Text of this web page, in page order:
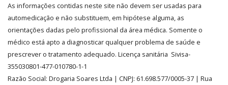
As informações contidas neste site não devem ser usadas para
automedicação e não substituem, em hipótese alguma, as
orientações dadas pelo profissional da área médica. Somente o
médico está apto a diagnosticar qualquer problema de saúde e
prescrever o tratamento adequado. Licença sanitária Sivisa-
355030801-477-010780-1-1
Razão Social: Drogaria Soares Ltda | CNPJ: 61.698.577/0005-37 | Rua